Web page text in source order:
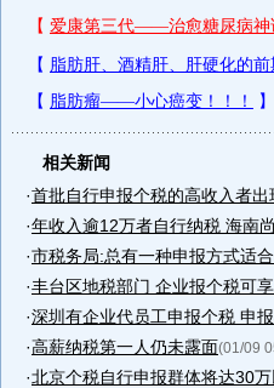
相关新闻
·首批自行申报个税的高收入者出
·年收入逾12万者自行纳税 海南
·市税务局:总有一种申报方式适
·丰台区地税部门 企业报个税可
·深圳有企业代员工申报个税 申
·高薪纳税第一人仍未露面(01/09
·北京个税自行申报群体将达30